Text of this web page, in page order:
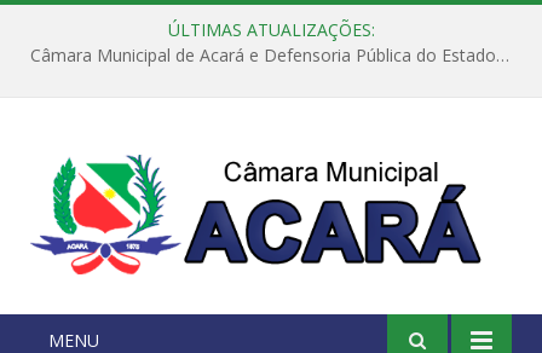
ÚLTIMAS ATUALIZAÇÕES:
Câmara Municipal de Acará e Defensoria Pública do Estado, promovem Ação Balcão de Direitos
MENU